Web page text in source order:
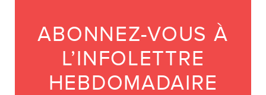
ABONNEZ-VOUS À
L’INFOLETTRE
HEBDOMADAIRE